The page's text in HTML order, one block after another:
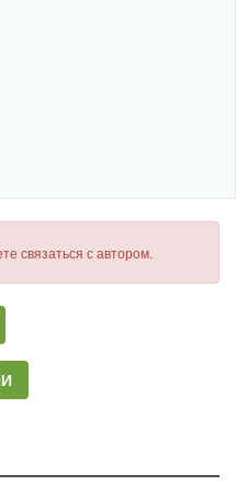
связаться с автором.